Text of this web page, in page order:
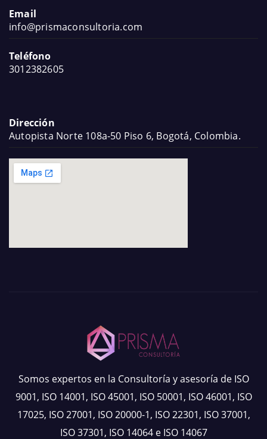
Email
info@prismaconsultoria.com
Teléfono
3012382605
Dirección
Autopista Norte 108a-50 Piso 6, Bogotá, Colombia.
Somos expertos en la Consultoría y asesoría de ISO
9001, ISO 14001, ISO 45001, ISO 50001, ISO 46001, ISO
17025, ISO 27001, ISO 20000-1, ISO 22301, ISO 37001,
ISO 37301, ISO 14064 e ISO 14067